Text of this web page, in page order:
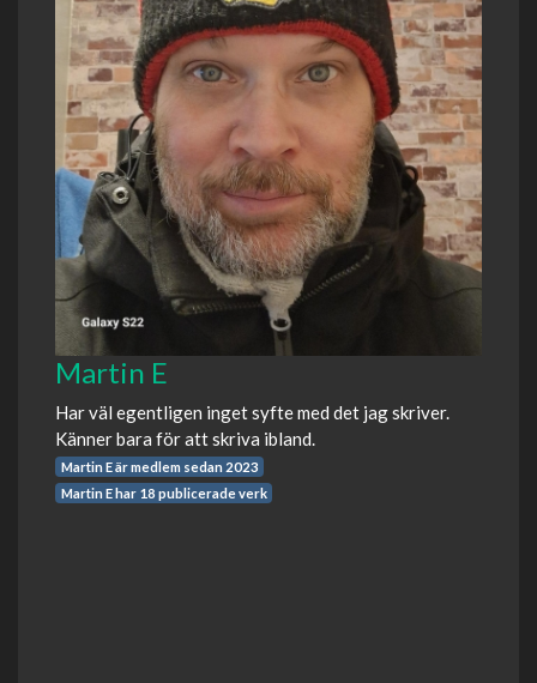
Martin E
Har väl egentligen inget syfte med det jag skriver.
Känner bara för att skriva ibland.
Martin E är medlem sedan 2023
Martin E har 18 publicerade verk